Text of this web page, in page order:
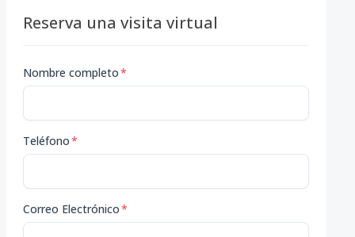
Reserva una visita virtual
Nombre completo*
Teléfono*
Correo Electrónico*